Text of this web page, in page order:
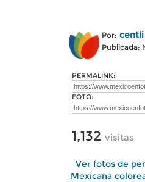
Por: centli
Publicada:
PERMALINK:
FOTO:
1,132 visitas
Ver fotos de
Mexicana